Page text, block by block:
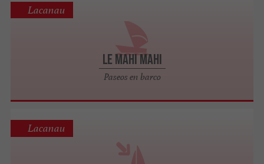
Le Mahi Mahi
Paseos en barco
Lacanau
Lacanau